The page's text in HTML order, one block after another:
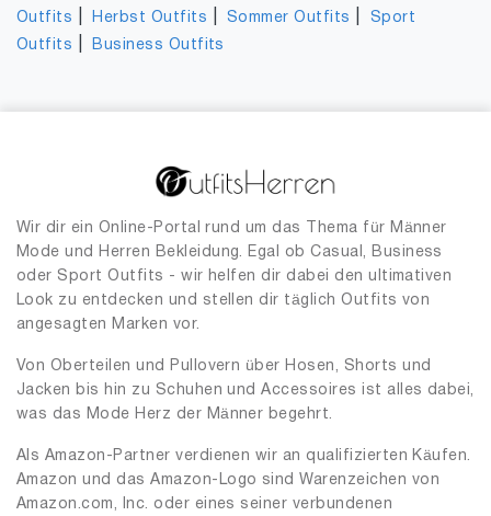
Outfits
Herbst Outfits Sommer Outfits
Sport
Outfits
Business Outfits
Wir dir ein Online-Portal rund um das Thema für Männer
Mode und Herren Bekleidung. Egal ob Casual, Business
oder Sport Outfits - wir helfen dir dabei den ultimativen
Look zu entdecken und stellen dir täglich Outfits von
angesagten Marken vor.
Von Oberteilen und Pullovern über Hosen, Shorts und
Jacken bis hin zu Schuhen und Accessoires ist alles dabei,
was das Mode Herz der Männer begehrt.
Als Amazon-Partner verdienen wir an qualifizierten Käufen.
Amazon und das Amazon-Logo sind Warenzeichen von
Amazon.com, Inc. oder eines seiner verbundenen